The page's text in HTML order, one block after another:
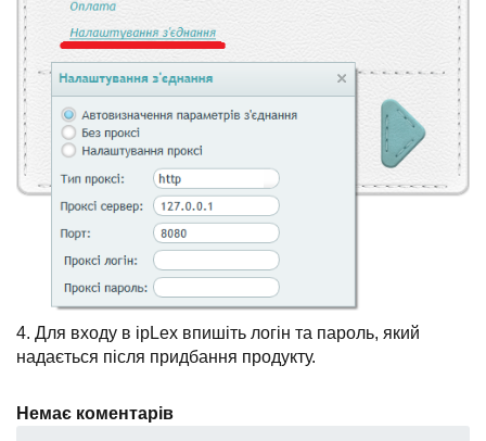
4. Для входу в ipLex впишіть логін та пароль, який
надається після придбання продукту.
Немає коментарів